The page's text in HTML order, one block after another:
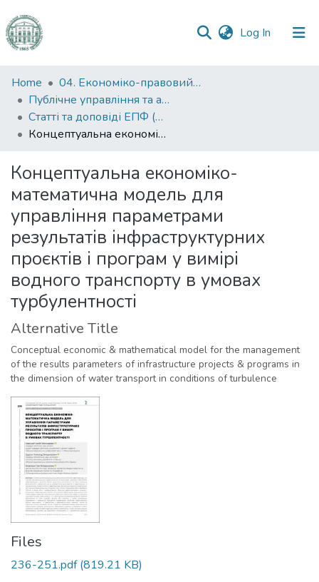
Log In (current)
Communities
&
Collections
All of DSpace
Statistics
Home
04. Економіко-правовий факультет
Публічне управління та адміністрування
Статті та доповіді ЕПФ (Публічне управління та адміністрування)
Концептуальна економіко-математична модель для управління параметрами результатів інфраструктурних проєктів і програм у вимірі водного транспорту в умовах турбулентності
Концептуальна економіко-
математична модель для
управління параметрами
результатів інфраструктурних
проєктів і програм у вимірі
водного транспорту в умовах
турбулентності
Alternative Title
Conceptual economic & mathematical model for the management
of the results parameters of infrastructure projects & programs in
the dimension of water transport in conditions of turbulence
Files
236-251.pdf(819.21 KB)